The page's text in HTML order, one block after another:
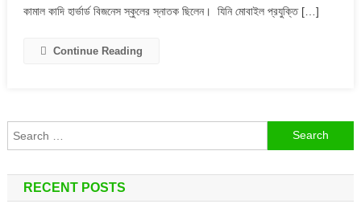
বিকাশের
কামাল কাদি হার্ভার্ড বিজনেস স্কুলের স্নাতক ছিলেন। যিনি মোবাইল প্রযুক্তি […]
Continue Reading
Search
for:
RECENT POSTS